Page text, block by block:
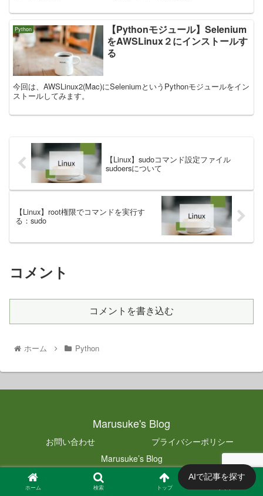
Python
【Pythonモジュール】Selenium
をAWSLinux２にインストールす
る
今回は、AWSLinux2(Mac)にSeleniumというPythonモジュールをイン
ストールしてみます。
【Linux】sudoコマンド設定ファイル
sudoersについて
【Linux】root権限でコマンドを実行す
る：sudo
コメント
コメントを書き込む
ホーム Python
Marusuke's Blog
お問い合わせ
プライバシーポリシー
Marusuke’s Blog
© 2021 Marusuke's Blog.
ホーム 検索 トップ
AIで記事を探す